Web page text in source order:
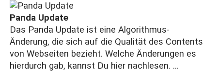
Panda Update
Das Panda Update ist eine Algorithmus-
Änderung, die sich auf die Qualität des Contents
von Webseiten bezieht. Welche Änderungen es
hierdurch gab, kannst Du hier nachlesen. ...